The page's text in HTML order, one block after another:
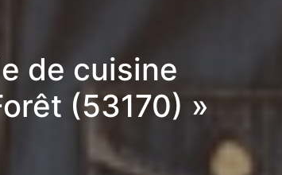
de cuisine
(53170) »